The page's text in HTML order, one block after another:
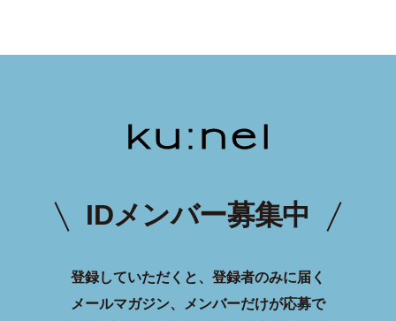
IDメンバー募集中
登録していただくと、登録者のみに届く
メールマガジン、メンバーだけが応募で